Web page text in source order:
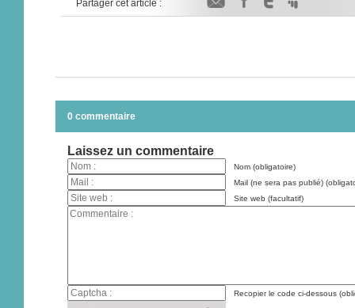
Partager cet article :
0 commentaire
Laissez un commentaire
Nom (obligatoire)
Mail (ne sera pas publié)
Site web (facultatif)
Recopier le code ci-dessous